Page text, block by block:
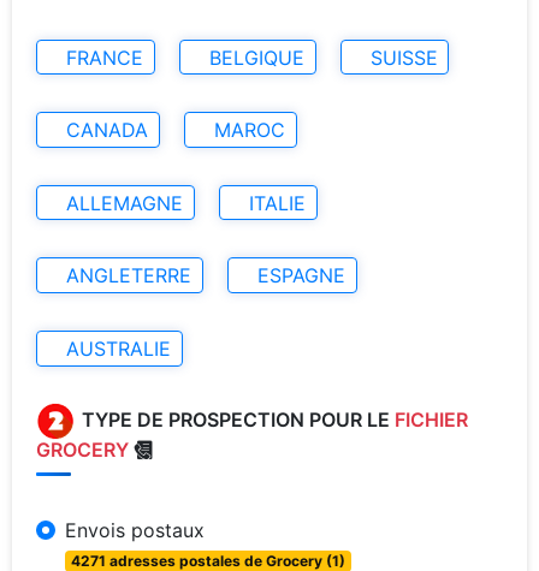
FRANCE BELGIQUE SUISSE
CANADA MAROC
ALLEMAGNE ITALIE
ANGLETERRE ESPAGNE
AUSTRALIE
TYPE DE PROSPECTION POUR LE FICHIER
GROCERY
Envois postaux
4271 adresses postales de Grocery (1)